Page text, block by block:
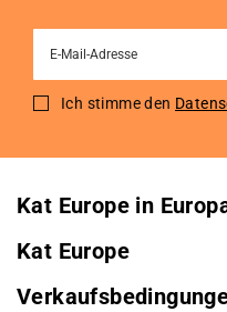
for
Ich stimme den
Kat Europe in
Kat Europe